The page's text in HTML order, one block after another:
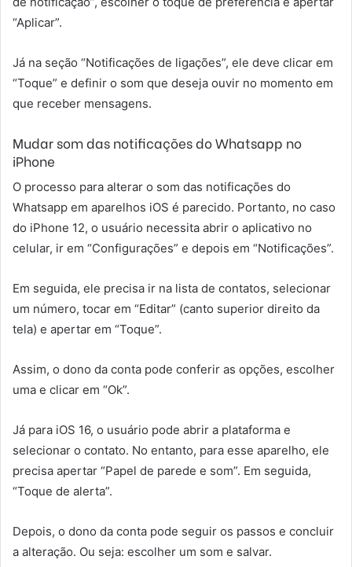
“Aplicar”.
Já na seção “Notificações de ligações”, ele deve clicar em
“Toque” e definir o som que deseja ouvir no momento em
que receber mensagens.
Mudar som das notificações do Whatsapp no
iPhone
O processo para alterar o som das notificações do
Whatsapp em aparelhos iOS é parecido. Portanto, no caso
do iPhone 12, o usuário necessita abrir o aplicativo no
celular, ir em “Configurações” e depois em “Notificações”.
Em seguida, ele precisa ir na lista de contatos, selecionar
um número, tocar em “Editar” (canto superior direito da
tela) e apertar em “Toque”.
Assim, o dono da conta pode conferir as opções, escolher
uma e clicar em “Ok”.
Já para iOS 16, o usuário pode abrir a plataforma e
selecionar o contato. No entanto, para esse aparelho, ele
precisa apertar “Papel de parede e som”. Em seguida,
“Toque de alerta”.
Depois, o dono da conta pode seguir os passos e concluir
a alteração. Ou seja: escolher um som e salvar.